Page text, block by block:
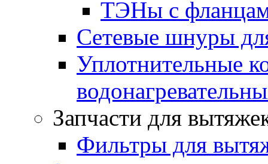
ТЭНы с
Сетевые шнуры
Уплотнительные
Запчасти для
Фильтры для